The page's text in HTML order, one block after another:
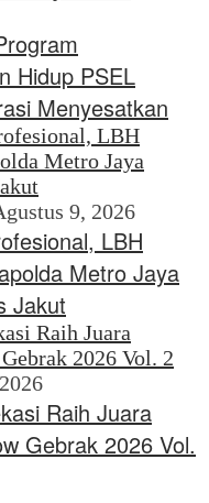
Hidup PSEL
Menyesatkan
9, 2026
LBH
Metro Jaya
Jakut
Raih Juara
Gebrak 2026 Vol.